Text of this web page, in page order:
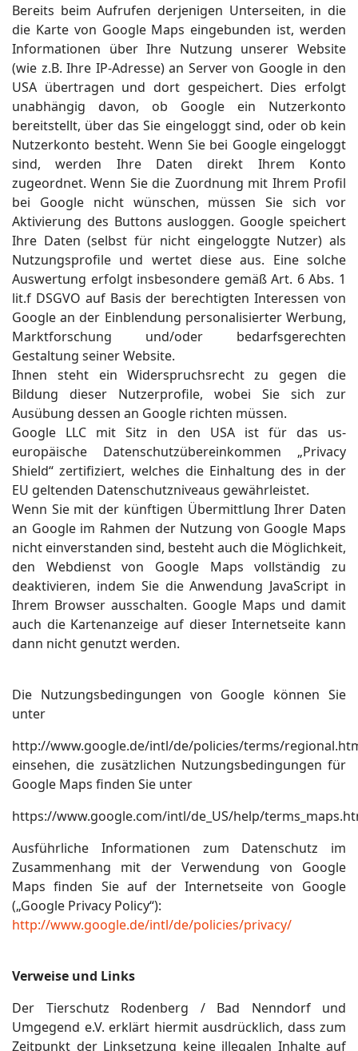
Bereits beim Aufrufen derjenigen Unterseiten, in die
die Karte von Google Maps eingebunden ist, werden
Informationen über Ihre Nutzung unserer Website
(wie z.B. Ihre IP-Adresse) an Server von Google in den
USA übertragen und dort gespeichert. Dies erfolgt
unabhängig davon, ob Google ein Nutzerkonto
bereitstellt, über das Sie eingeloggt sind, oder ob kein
Nutzerkonto besteht. Wenn Sie bei Google eingeloggt
sind, werden Ihre Daten direkt Ihrem Konto
zugeordnet. Wenn Sie die Zuordnung mit Ihrem Profil
bei Google nicht wünschen, müssen Sie sich vor
Aktivierung des Buttons ausloggen. Google speichert
Ihre Daten (selbst für nicht eingeloggte Nutzer) als
Nutzungsprofile und wertet diese aus. Eine solche
Auswertung erfolgt insbesondere gemäß Art. 6 Abs. 1
lit.f DSGVO auf Basis der berechtigten Interessen von
Google an der Einblendung personalisierter Werbung,
Marktforschung und/oder bedarfsgerechten
Gestaltung seiner Website.
Ihnen steht ein Widerspruchsrecht zu gegen die
Bildung dieser Nutzerprofile, wobei Sie sich zur
Ausübung dessen an Google richten müssen.
Google LLC mit Sitz in den USA ist für das us-
europäische Datenschutzübereinkommen „Privacy
Shield“ zertifiziert, welches die Einhaltung des in der
EU geltenden Datenschutzniveaus gewährleistet.
Wenn Sie mit der künftigen Übermittlung Ihrer Daten
an Google im Rahmen der Nutzung von Google Maps
nicht einverstanden sind, besteht auch die Möglichkeit,
den Webdienst von Google Maps vollständig zu
deaktivieren, indem Sie die Anwendung JavaScript in
Ihrem Browser ausschalten. Google Maps und damit
auch die Kartenanzeige auf dieser Internetseite kann
dann nicht genutzt werden.
Die Nutzungsbedingungen von Google können Sie
unter
http://www.google.de/intl/de/policies/terms/
einsehen, die zusätzlichen Nutzungsbedingungen für
Google Maps finden Sie unter
https://www.google.com/intl/de_US/help/
Ausführliche Informationen zum Datenschutz im
Zusammenhang mit der Verwendung von Google
Maps finden Sie auf der Internetseite von Google
(„Google Privacy Policy“):
http://www.google.de/intl/de/policies/privacy/
Verweise und Links
Der Tierschutz Rodenberg / Bad Nenndorf und
Umgegend e.V. erklärt hiermit ausdrücklich, dass zum
Zeitpunkt der Linksetzung keine illegalen Inhalte auf